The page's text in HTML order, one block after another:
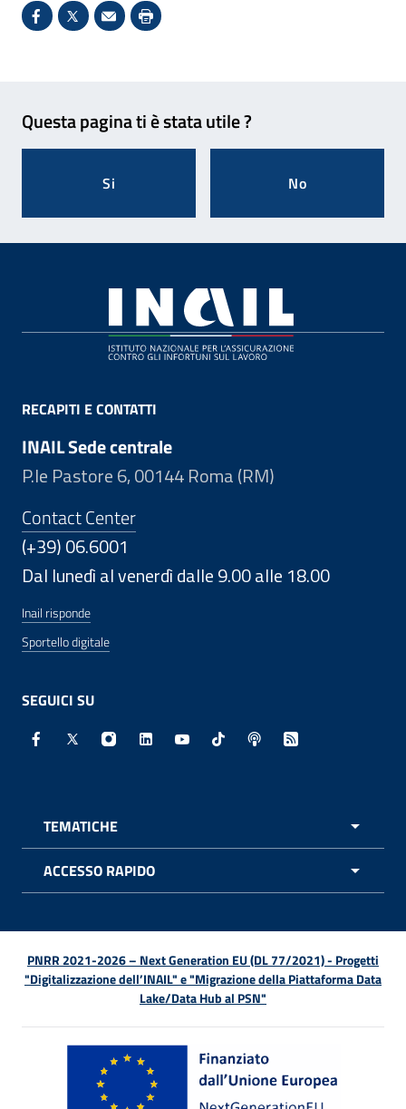
Condividi su Facebook - Sito esterno - Apertura in
X - Sito esterno - Apertura in nuova finestra
Invio Mail: apre il programma di posta
Stampa pagina: scelta meno
Questa pagina ti è stata utile ?
Si No
RECAPITI E CONTATTI
INAIL Sede centrale
P.le Pastore 6, 00144 Roma (RM)
Contact Center
(+39) 06.6001
Dal lunedì al venerdì dalle 9.00 alle 18.00
Inail risponde
Sportello digitale
SEGUICI SU
Facebook - Sito esterno - Apertura in nuova finestra
X - Sito esterno - Apertura in nuova finestra
Instagram - Sito esterno - Apertura in
Linkedin - Sito esterno - Apertura in
Youtube - Sito esterno -
TikTok - Sito esterno -
Spreaker - Sito
Feed RSS -
TEMATICHE
ACCESSO RAPIDO
PNRR 2021-2026 – Next Generation EU (DL 77/2021) - Progetti
"Digitalizzazione dell’INAIL" e "Migrazione della Piattaforma Data
Lake/Data Hub al PSN"